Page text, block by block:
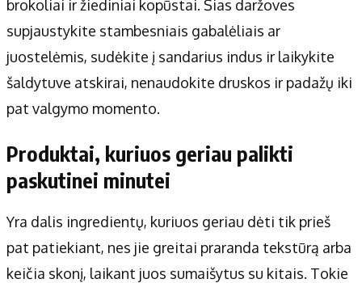
brokoliai ir žiediniai kopūstai. Šias daržoves
supjaustykite stambesniais gabalėliais ar
juostelėmis, sudėkite į sandarius indus ir laikykite
šaldytuve atskirai, nenaudokite druskos ir padažų iki
pat valgymo momento.
Produktai, kuriuos geriau palikti
paskutinei minutei
Yra dalis ingredientų, kuriuos geriau dėti tik prieš
pat patiekiant, nes jie greitai praranda tekstūrą arba
keičia skonį, laikant juos sumaišytus su kitais. Tokie